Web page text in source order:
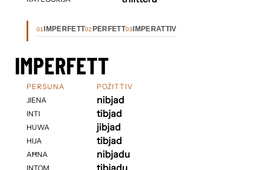
01 IMPERFETT02 PERFETT03 IMPERATTIV
IMPERFETT
PERSUNA
JIENA
INTI
HUWA
HIJA
AĦNA
INTOM
POŻITTIV
nibjad
tibjad
jibjad
tibjad
nibjadu
tibjadu